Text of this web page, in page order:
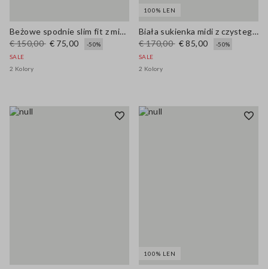
Beżowe spodnie slim fit z mieszanki lnu
€ 150,00 € 75,00
-50%
SALE
2 Kolory
100% LEN
Biała sukienka midi z czystego lnu na cienkich ramiączkach
€ 170,00 € 85,00
-50%
SALE
2 Kolory
100% LEN